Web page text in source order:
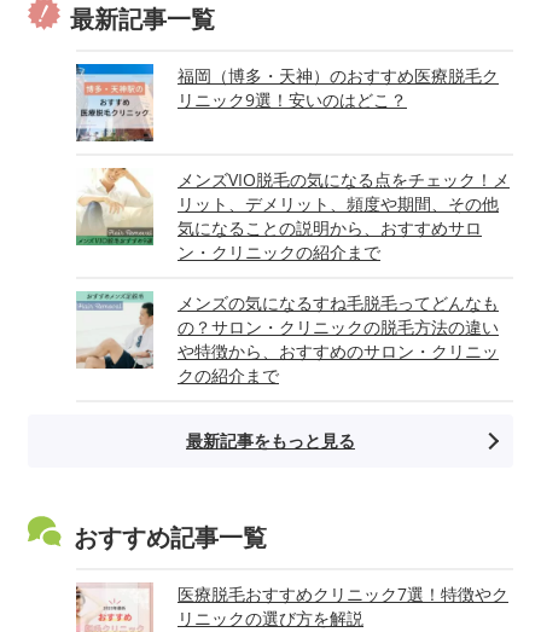
最新記事一覧
福岡（博多・天神）のおすすめ医療脱毛ク
リニック9選！安いのはどこ？
メンズVIO脱毛の気になる点をチェック！メ
リット、デメリット、頻度や期間、その他
気になることの説明から、おすすめサロ
ン・クリニックの紹介まで
メンズの気になるすね毛脱毛ってどんなも
の？サロン・クリニックの脱毛方法の違い
や特徴から、おすすめのサロン・クリニッ
クの紹介まで
最新記事をもっと見る
おすすめ記事一覧
医療脱毛おすすめクリニック7選！特徴やク
リニックの選び方を解説